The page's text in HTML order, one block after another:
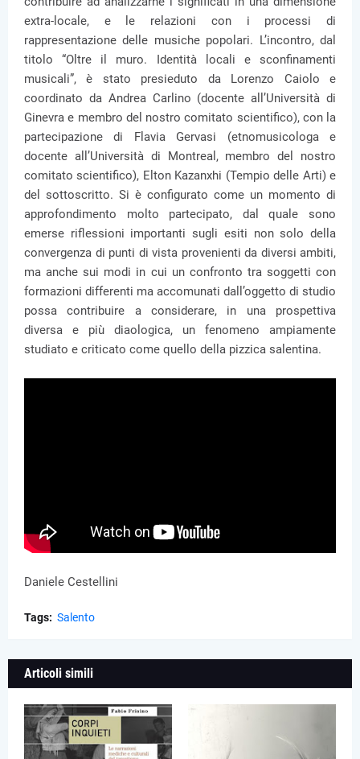
extra-locale, e le relazioni con i processi di
rappresentazione delle musiche popolari. L’incontro, dal
titolo “Oltre il muro. Identità locali e sconfinamenti
musicali”, è stato presieduto da Lorenzo Caiolo e
coordinato da Andrea Carlino (docente all’Università di
Ginevra e membro del nostro comitato scientifico), con la
partecipazione di Flavia Gervasi (etnomusicologa e
docente all’Università di Montreal, membro del nostro
comitato scientifico), Elton Kazanxhi (Tempio delle Arti) e
del sottoscritto. Si è configurato come un momento di
approfondimento molto partecipato, dal quale sono
emerse riflessioni importanti sugli esiti non solo della
convergenza di punti di vista provenienti da diversi ambiti,
ma anche sui modi in cui un confronto tra soggetti con
formazioni differenti ma accomunati dall’oggetto di studio
possa contribuire a considerare, in una prospettiva
diversa e più diaologica, un fenomeno ampiamente
studiato e criticato come quello della pizzica salentina.
Daniele Cestellini
Tags: Salento
Articoli simili